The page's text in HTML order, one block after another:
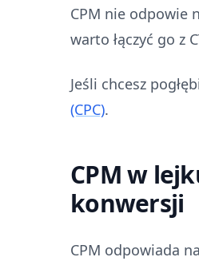
CPM nie odpowie
warto łączyć go z
Jeśli chcesz
(CPC).
CPM w
konwersji
CPM odpowiada